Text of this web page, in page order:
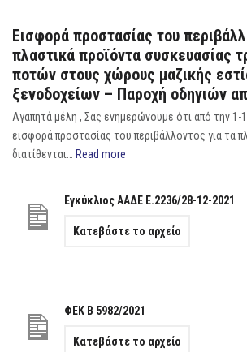
Εισφορά προστασίας του
πλαστικά προϊόντα συσκευασίας
ποτών στους χώρους μαζικής
ξενοδοχείων – Παροχή οδηγιών
Αγαπητά μέλη , Σας ενημερώνουμε ότι από την 1-
εισφορά προστασίας του περιβάλλοντος για τα
διατίθενται… Read more
Εγκύκλιος ΑΑΔΕ Ε.2236/28-12-2021
Κατεβάστε το αρχείο
ΦΕΚ Β 5982/2021
Κατεβάστε το αρχείο